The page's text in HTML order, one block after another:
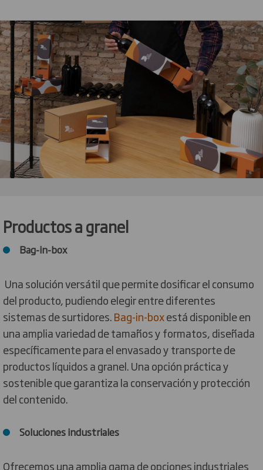
Productos a granel
Bag-in-box
Una solución versátil que permite dosificar el consumo
del producto, pudiendo elegir entre diferentes
sistemas de surtidores.Bag-in-boxestá disponible en
una amplia variedad de tamaños y formatos, diseñada
específicamente para el envasado y transporte de
productos líquidos a granel. Una opción práctica y
sostenible que garantiza la conservación y protección
del contenido.
Soluciones industriales
Ofrecemos una amplia gama de opciones industriales